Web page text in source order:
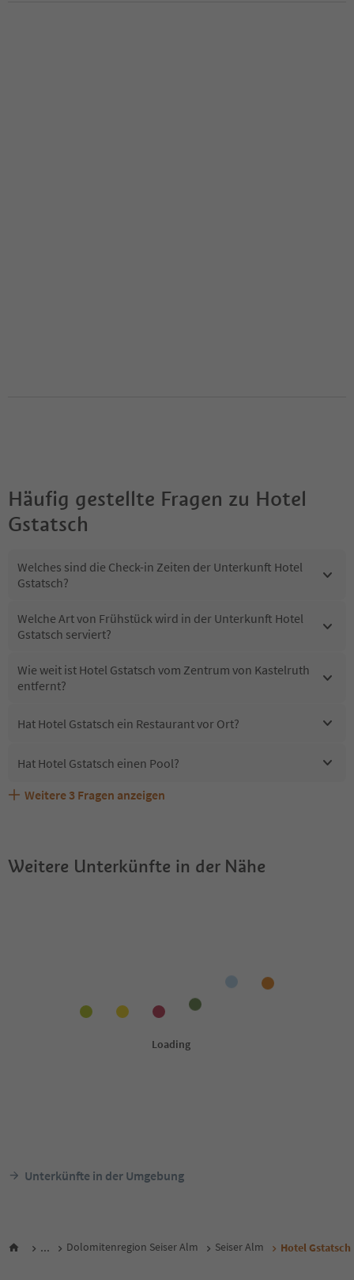
Häufig gestellte Fragen zu Hotel
Gstatsch
Welches sind die Check-in Zeiten der Unterkunft Hotel
Gstatsch?
Welche Art von Frühstück wird in der Unterkunft Hotel
Gstatsch serviert?
Wie weit ist Hotel Gstatsch vom Zentrum von Kastelruth
entfernt?
Hat Hotel Gstatsch ein Restaurant vor Ort?
Hat Hotel Gstatsch einen Pool?
Sind Haustiere in der Unterkunft Hotel Gstatsch erlaubt?
Welche Services bietet Hotel Gstatsch?
Erhalten die Gäste von Hotel Gstatsch einen Südtirol
Weitere 3 Fragen anzeigen
Weitere Unterkünfte in der Nähe
Unterkünfte in der Umgebung
... Dolomitenregion Seiser Alm Seiser Alm Hotel Gstatsch